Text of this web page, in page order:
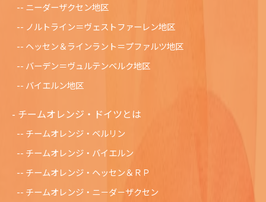
ニーダーザクセン地区
ノルトライン＝ヴェストファーレン地区
ヘッセン＆ラインラント＝プファルツ地区
バーデン＝ヴュルテンベルク地区
バイエルン地区
チームオレンジ・ドイツとは
チームオレンジ・ベルリン
チームオレンジ・バイエルン
チームオレンジ・ヘッセン＆ＲＰ
チームオレンジ・ニ－ダ－ザクセン